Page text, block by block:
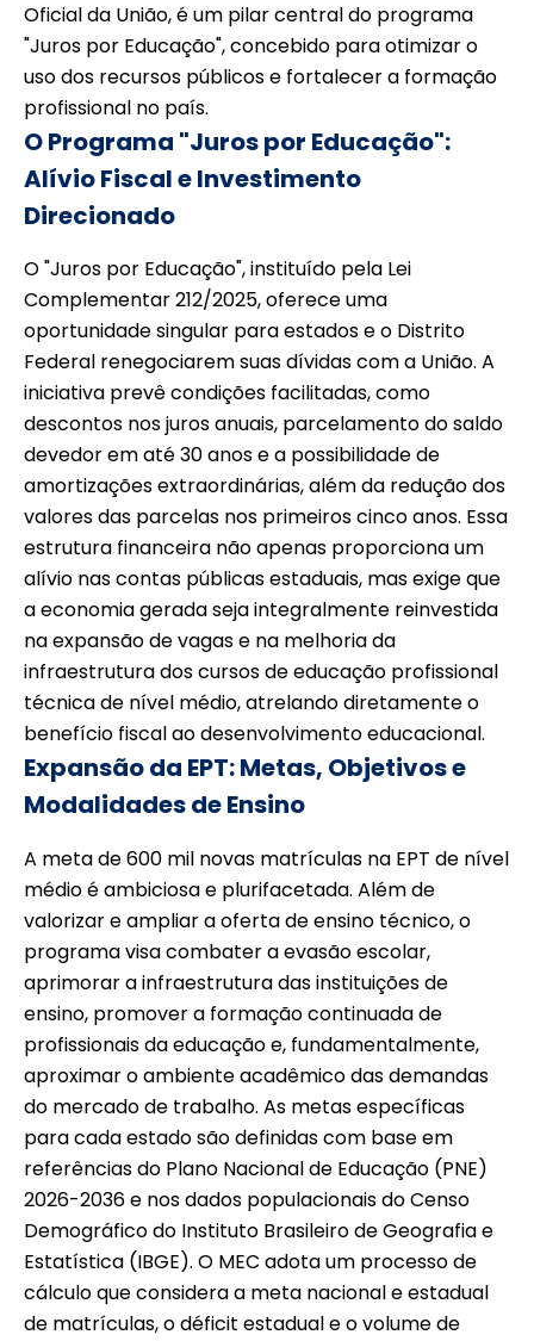
Oficial da União, é um pilar central do programa
"Juros por Educação", concebido para otimizar o
uso dos recursos públicos e fortalecer a formação
profissional no país.
O Programa "Juros por Educação":
Alívio Fiscal e Investimento
Direcionado
O "Juros por Educação", instituído pela Lei
Complementar 212/2025, oferece uma
oportunidade singular para estados e o Distrito
Federal renegociarem suas dívidas com a União. A
iniciativa prevê condições facilitadas, como
descontos nos juros anuais, parcelamento do saldo
devedor em até 30 anos e a possibilidade de
amortizações extraordinárias, além da redução dos
valores das parcelas nos primeiros cinco anos. Essa
estrutura financeira não apenas proporciona um
alívio nas contas públicas estaduais, mas exige que
a economia gerada seja integralmente reinvestida
na expansão de vagas e na melhoria da
infraestrutura dos cursos de educação profissional
técnica de nível médio, atrelando diretamente o
benefício fiscal ao desenvolvimento educacional.
Expansão da EPT: Metas, Objetivos e
Modalidades de Ensino
A meta de 600 mil novas matrículas na EPT de nível
médio é ambiciosa e plurifacetada. Além de
valorizar e ampliar a oferta de ensino técnico, o
programa visa combater a evasão escolar,
aprimorar a infraestrutura das instituições de
ensino, promover a formação continuada de
profissionais da educação e, fundamentalmente,
aproximar o ambiente acadêmico das demandas
do mercado de trabalho. As metas específicas
para cada estado são definidas com base em
referências do Plano Nacional de Educação (PNE)
2026-2036 e nos dados populacionais do Censo
Demográfico do Instituto Brasileiro de Geografia e
Estatística (IBGE). O MEC adota um processo de
cálculo que considera a meta nacional e estadual
de matrículas, o déficit estadual e o volume de